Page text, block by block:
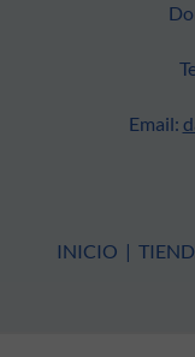
Email:
INICIO |